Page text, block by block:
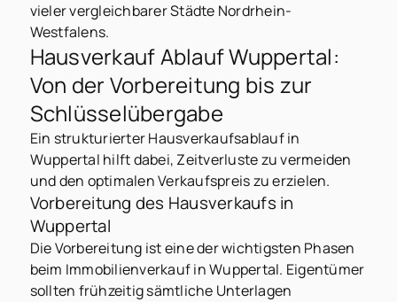
vieler vergleichbarer Städte Nordrhein-
Westfalens.
Hausverkauf Ablauf Wuppertal:
Von der Vorbereitung bis zur
Schlüsselübergabe
Ein strukturierter Hausverkaufsablauf in
Wuppertal hilft dabei, Zeitverluste zu vermeiden
und den optimalen Verkaufspreis zu erzielen.
Vorbereitung des Hausverkaufs in
Wuppertal
Die Vorbereitung ist eine der wichtigsten Phasen
beim Immobilienverkauf in Wuppertal. Eigentümer
sollten frühzeitig sämtliche Unterlagen